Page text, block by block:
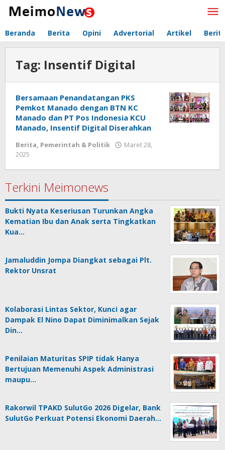
Lewati
Beranda Berita Opini Advertorial Artikel
Tag: Insentif Digital
Bersamaan Penandatangan PKS
Pemkot Manado dengan BTN KC
Manado dan PT Pos Indonesia KCU
Manado, Insentif Digital Diserahkan
Berita, Pemerintah & Politik
Maret 28,
2025
Terkini Meimonews
Bukti Nyata Keseriusan Turunkan Angka
Kematian Ibu dan Anak serta Tingkatkan
Kua…
Jamaluddin Jompa Diangkat sebagai Plt.
Rektor Unsrat
Kolaborasi Lintas Sektor, Kunci agar
Dampak El Nino Dapat Diminimalkan Sejak
Din…
Penilaian Maturitas SPIP tidak Hanya
Bertujuan Memenuhi Aspek Administrasi
maupu…
Rakorwil TPAKD SulutGo 2026 Digelar, Bank
SulutGo Perkuat Potensi Ekonomi Daerah…